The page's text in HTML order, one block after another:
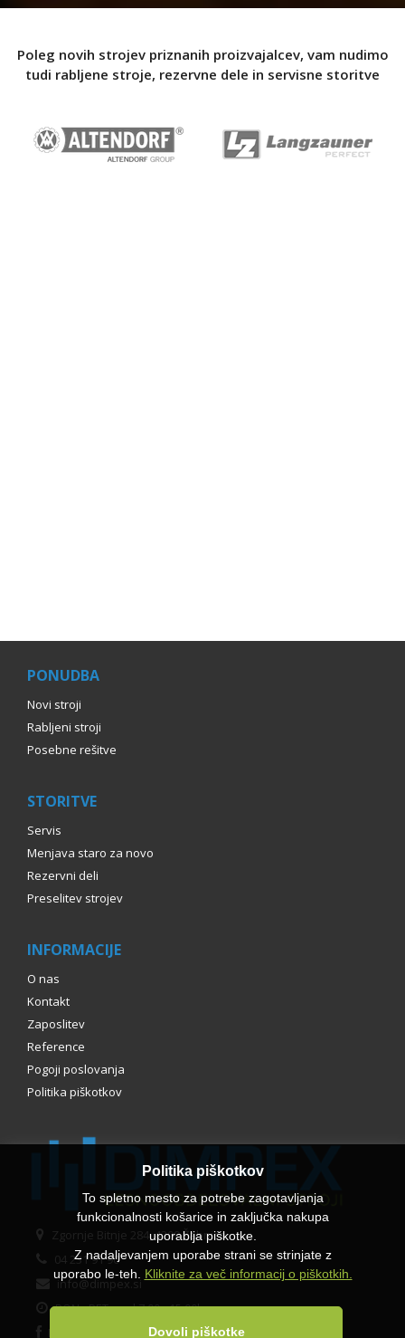
Politika piškotkov
To spletno mesto za potrebe zagotavljanja
funkcionalnosti košarice in zaključka nakupa
uporablja piškotke.
Z nadaljevanjem uporabe strani se strinjate z
uporabo le-teh. Kliknite za več informacij o piškotkih.
Dovoli piškotke
Poleg novih strojev priznanih proizvajalcev, vam nudimo
tudi rabljene stroje, rezervne dele in servisne storitve
PONUDBA
Novi stroji
Rabljeni stroji
Posebne rešitve
STORITVE
Servis
Menjava staro za novo
Rezervni deli
Preselitev strojev
INFORMACIJE
O nas
Kontakt
Zaposlitev
Reference
Pogoji poslovanja
Politika piškotkov
Zgornje Bitnje 284, 4209 Žabnica
04 231 91 90
info@dimpex.si
PON - PET med 7.00 - 15.00h
Facebook